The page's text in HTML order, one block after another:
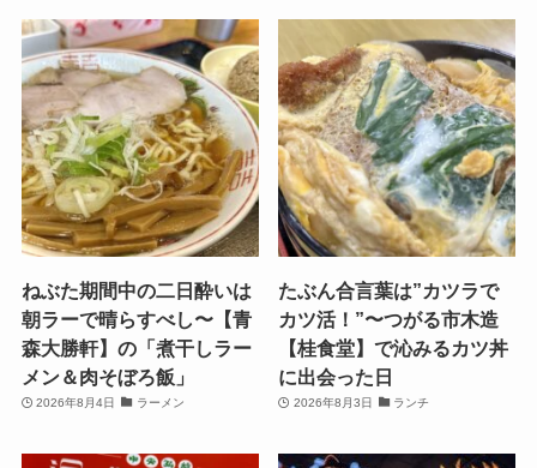
ねぶた期間中の二日酔いは
朝ラーで晴らすべし〜【青
森大勝軒】の「煮干しラー
メン＆肉そぼろ飯」
2026年8月4日 ラーメン
たぶん合言葉は”カツラで
カツ活！”〜つがる市木造
【桂食堂】で沁みるカツ丼
に出会った日
2026年8月3日 ランチ